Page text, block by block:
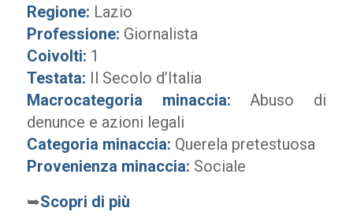
Regione: Lazio
Professione: Giornalista
Coivolti: 1
Testata: Il Secolo d’Italia
Macrocategoria minaccia: Abuso di
denunce e azioni legali
Categoria minaccia: Querela pretestuosa
Provenienza minaccia: Sociale
➥Scopri di più